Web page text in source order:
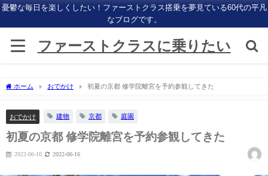
憂鬱な毎日を楽しくしたい！ファーストクラス搭乗を夢見ている60代の平凡
なブログです。
ファーストクラスに乗りたい
ホーム おでかけ 初夏の京都 修学院離宮を予約参観してきた
おでかけ 建物 京都 庭園
初夏の京都 修学院離宮を予約参観してきた
2022-06-10 2022-06-16